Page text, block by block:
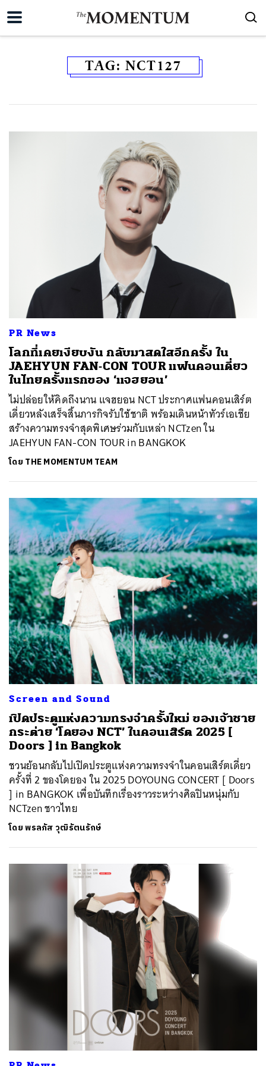
TAG: NCT127
PR News
โลกที่เคยเงียบงัน กลับมาสดใสอีกครั้ง ใน
JAEHYUN FAN-CON TOURแฟนคอนเดี่ยว
ในไทยครั้งแรกของ ‘แจฮยอน’
ไม่ปล่อยให้คิดถึงนาน แจฮยอน NCT ประกาศแฟนคอนเสิร์ต
เดี่ยวหลังเสร็จสิ้นภารกิจรับใช้ชาติ พร้อมเดินหน้าทัวร์เอเชีย
สร้างความทรงจำสุดพิเศษร่วมกับเหล่า NCTzen ใน
JAEHYUN FAN-CON TOURin BANGKOK
โดย THE MOMENTUM TEAM
Screen and Sound
เปิดประตูแห่งความทรงจำครั้งใหม่ ของเจ้าชาย
กระต่าย ‘โดยอง NCT’ ในคอนเสิร์ต 2025 [
Doors ] in Bangkok
ชวนย้อนกลับไปเปิดประตูแห่งความทรงจำในคอนเสิร์ตเดี่ยว
ครั้งที่ 2 ของโดยอง ใน 2025 DOYOUNG CONCERT [ Doors
] in BANGKOK เพื่อบันทึกเรื่องราวระหว่างศิลปินหนุ่มกับ
NCTzen ชาวไทย
โดยพรลภัส วุฒิรัตนรักษ์